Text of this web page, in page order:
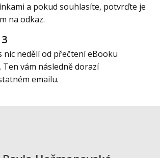
a pokud souhlasíte, potvrďte je
na odkaz.
nic nedělí od přečtení eBooku
Ten vám následně dorazí
emailu.